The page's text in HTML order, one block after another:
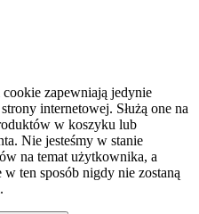
zapewniają jedynie
internetowej. Służą one na
w koszyku lub
Nie jesteśmy w stanie
na temat użytkownika, a
ten sposób nigdy nie zostaną